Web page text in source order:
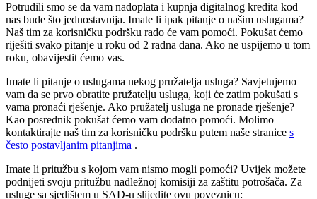
Potrudili smo se da vam nadoplata i kupnja digitalnog kredita kod
nas bude što jednostavnija. Imate li ipak pitanje o našim uslugama?
Naš tim za korisničku podršku rado će vam pomoći. Pokušat ćemo
riješiti svako pitanje u roku od 2 radna dana. Ako ne uspijemo u tom
roku, obavijestit ćemo vas.
Imate li pitanje o uslugama nekog pružatelja usluga? Savjetujemo
vam da se prvo obratite pružatelju usluga, koji će zatim pokušati s
vama pronaći rješenje. Ako pružatelj usluga ne pronađe rješenje?
Kao posrednik pokušat ćemo vam dodatno pomoći. Molimo
kontaktirajte naš tim za korisničku podršku putem naše stranice s
često postavljanim pitanjima .
Imate li pritužbu s kojom vam nismo mogli pomoći? Uvijek možete
podnijeti svoju pritužbu nadležnoj komisiji za zaštitu potrošača. Za
usluge sa sjedištem u SAD-u slijedite ovu poveznicu: